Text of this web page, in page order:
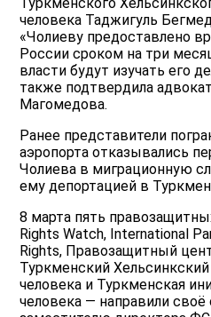
Туркменского
человека Таджигуль
«Чолиеву предоставлено
России сроком на три
власти будут изучать его
также подтвердила
Магомедова.
Ранее представители
аэропорта отказывались
Чолиева в миграционную
ему депортацией в
8 марта пять
Rights Watch, International
Rights, Правозащитный
Туркменский
человека и Туркменская
человека — направили